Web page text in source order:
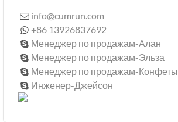
 info@cumrun.com
 +86 13926837692
 Менеджер по продажам-Алан
 Менеджер по продажам-Эльза
 Менеджер по продажам-Конфеты
 Инженер-Джейсон